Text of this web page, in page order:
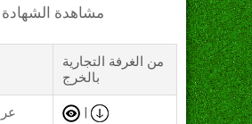
مشاهدة الشهادة
من الغرفة التجارية
بالخرج